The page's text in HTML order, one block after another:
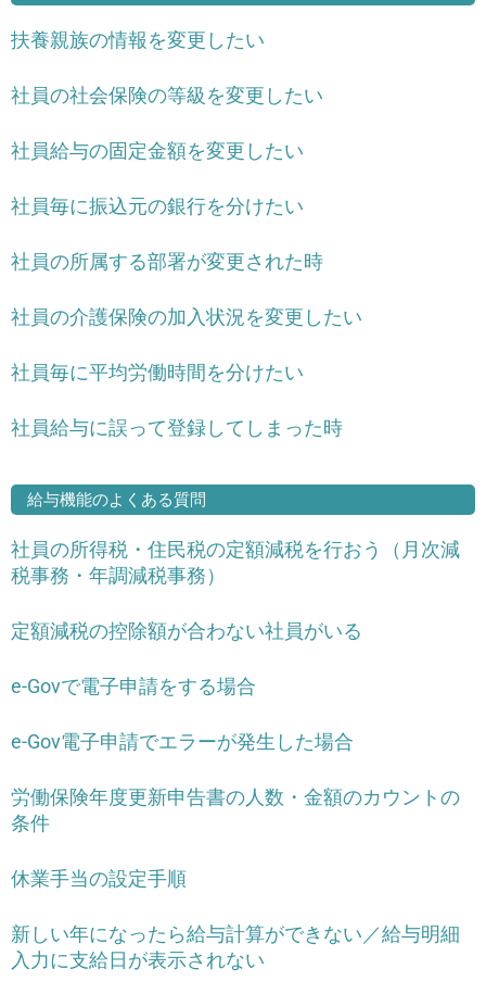
扶養親族の情報を変更したい
社員の社会保険の等級を変更したい
社員給与の固定金額を変更したい
社員毎に振込元の銀行を分けたい
社員の所属する部署が変更された時
社員の介護保険の加入状況を変更したい
社員毎に平均労働時間を分けたい
社員給与に誤って登録してしまった時
給与機能のよくある質問
社員の所得税・住民税の定額減税を行おう（月次減
税事務・年調減税事務）
定額減税の控除額が合わない社員がいる
e-Govで電子申請をする場合
e-Gov電子申請でエラーが発生した場合
労働保険年度更新申告書の人数・金額のカウントの
条件
休業手当の設定手順
新しい年になったら給与計算ができない／給与明細
入力に支給日が表示されない